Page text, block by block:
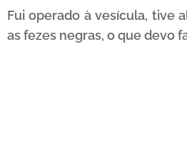
Fui operado à vesícula, tive
as fezes negras, o que devo